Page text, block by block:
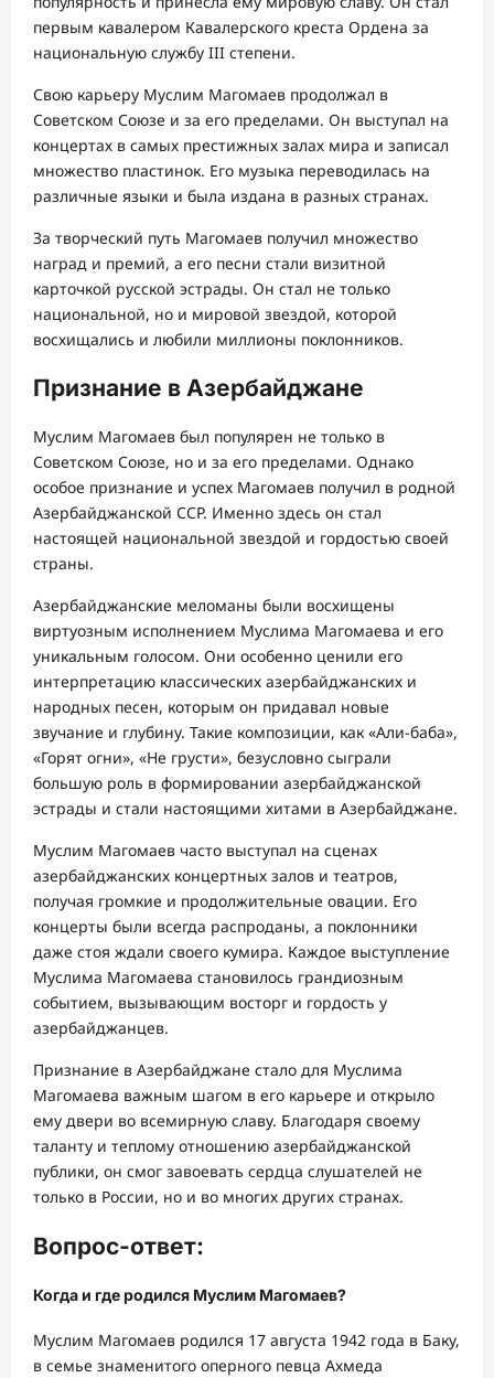
первым кавалером Кавалерского креста Ордена за
национальную службу III степени.
Свою карьеру Муслим Магомаев продолжал в
Советском Союзе и за его пределами. Он выступал на
концертах в самых престижных залах мира и записал
множество пластинок. Его музыка переводилась на
различные языки и была издана в разных странах.
За творческий путь Магомаев получил множество
наград и премий, а его песни стали визитной
карточкой русской эстрады. Он стал не только
национальной, но и мировой звездой, которой
восхищались и любили миллионы поклонников.
Признание в Азербайджане
Муслим Магомаев был популярен не только в
Советском Союзе, но и за его пределами. Однако
особое признание и успех Магомаев получил в родной
Азербайджанской ССР. Именно здесь он стал
настоящей национальной звездой и гордостью своей
страны.
Азербайджанские меломаны были восхищены
виртуозным исполнением Муслима Магомаева и его
уникальным голосом. Они особенно ценили его
интерпретацию классических азербайджанских и
народных песен, которым он придавал новые
звучание и глубину. Такие композиции, как «Али-баба»,
«Горят огни», «Не грусти», безусловно сыграли
большую роль в формировании азербайджанской
эстрады и стали настоящими хитами в Азербайджане.
Муслим Магомаев часто выступал на сценах
азербайджанских концертных залов и театров,
получая громкие и продолжительные овации. Его
концерты были всегда распроданы, а поклонники
даже стоя ждали своего кумира. Каждое выступление
Муслима Магомаева становилось грандиозным
событием, вызывающим восторг и гордость у
азербайджанцев.
Признание в Азербайджане стало для Муслима
Магомаева важным шагом в его карьере и открыло
ему двери во всемирную славу. Благодаря своему
таланту и теплому отношению азербайджанской
публики, он смог завоевать сердца слушателей не
только в России, но и во многих других странах.
Вопрос-ответ:
Когда и где родился Муслим Магомаев?
Муслим Магомаев родился 17 августа 1942 года в Баку,
в семье знаменитого оперного певца Ахмеда